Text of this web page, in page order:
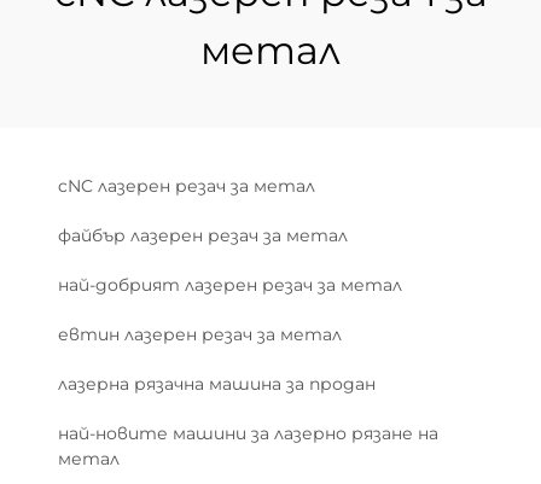
метал
cNC лазерен резач за метал
файбър лазерен резач за метал
най-добрият лазерен резач за метал
евтин лазерен резач за метал
лазерна рязачна машина за продан
най-новите машини за лазерно рязане на
метал